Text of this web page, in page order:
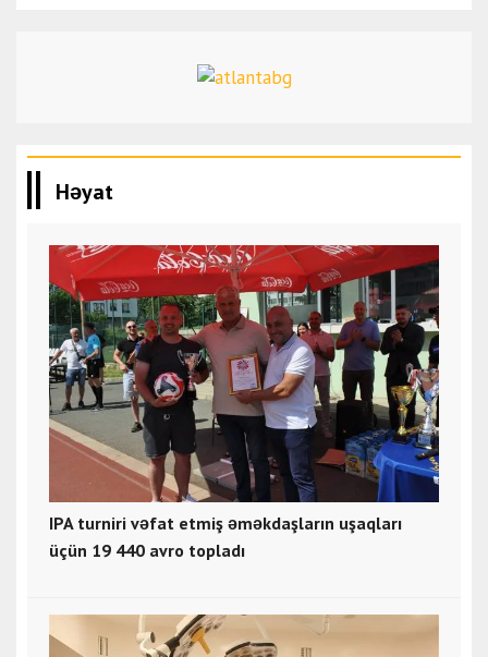
Həyat
IPA turniri vəfat etmiş əməkdaşların uşaqları
üçün 19 440 avro topladı